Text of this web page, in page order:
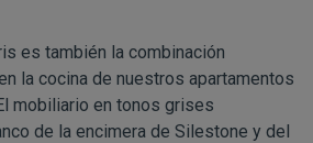
es también la combinación
la cocina de nuestros apartamentos
mobiliario en tonos grises
de la encimera de Silestone y del